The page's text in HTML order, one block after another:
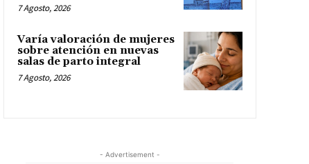
7 Agosto, 2026
Varía valoración de mujeres
sobre atención en nuevas
salas de parto integral
7 Agosto, 2026
- Advertisement -